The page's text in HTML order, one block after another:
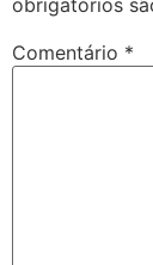
obrigatórios
Comentário *